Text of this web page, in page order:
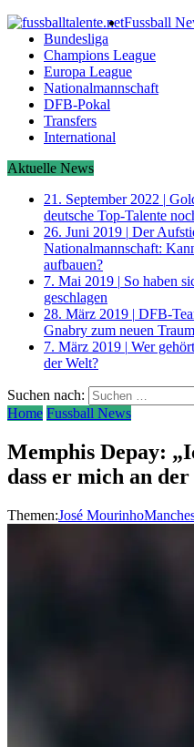
Fussball
Bundesliga
Champions League
Europa League
Nationalmannschaft
DFB-Pokal
Transfers
International
Aktuelle News
21. September 2022 |
deutsche Top-Talente
26. Juni 2019 | Der
Nationalmannschaft:
aufbauen?
7. Mai 2019 | So haben
geschlagen
28. März 2019 | DFB-
Gnabry zum neuen
7. März 2019 | Wer
der Welt?
Suchen nach:
Home Fussball News
Memphis Depay:
dass er mich an
Themen:José Mourinho